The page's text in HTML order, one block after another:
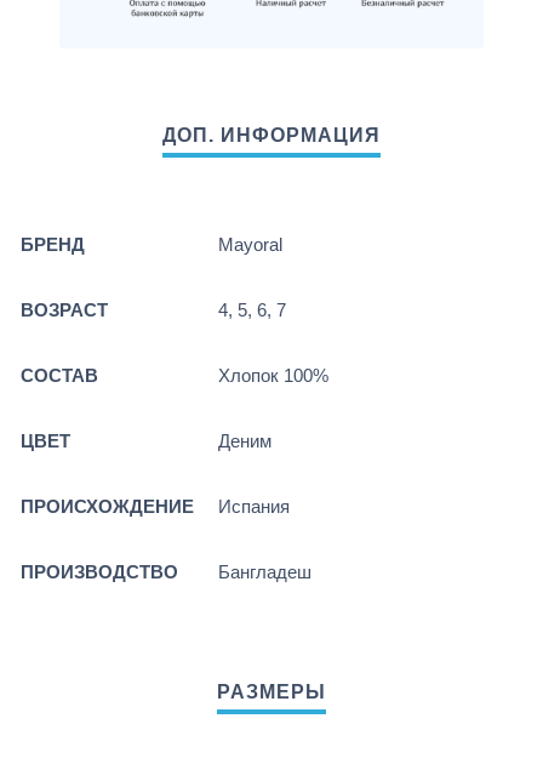
БРЕНД Mayoral
ВОЗРАСТ 4, 5, 6, 7
СОСТАВ Хлопок 100%
ЦВЕТ Деним
ПРОИСХОЖДЕНИЕ Испания
ПРОИЗВОДСТВО Бангладеш